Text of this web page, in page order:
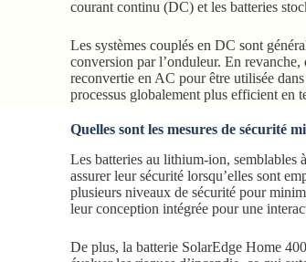
courant continu (DC) et les batteries
Les systèmes couplés en DC sont
conversion par l’onduleur. En
reconvertie en AC pour être utilisée
processus globalement plus efficient en
Quelles sont les mesures de sécurité
Les batteries au lithium-ion, semblables
assurer leur sécurité lorsqu’elles sont
plusieurs niveaux de sécurité pour
leur conception intégrée pour une
De plus, la batterie SolarEdge Home